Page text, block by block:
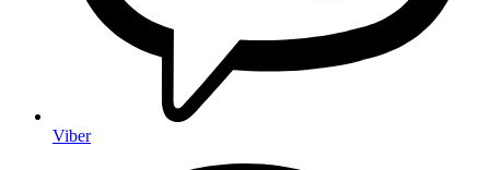
Viber